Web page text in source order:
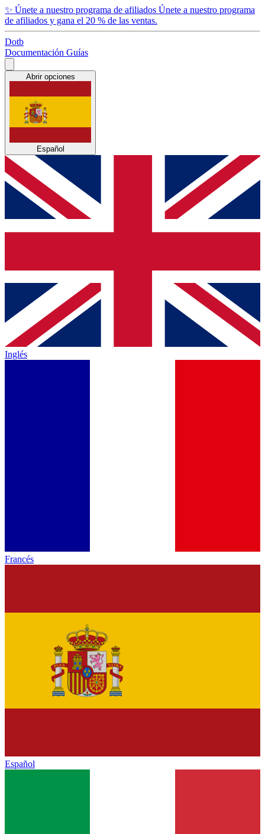
✨ Únete a nuestro programa de afiliados Únete a nuestro programa
de afiliados y gana el 20 % de las ventas.
Dotb
Documentación Guías
Abrir opciones
Español
Inglés
Francés
Español